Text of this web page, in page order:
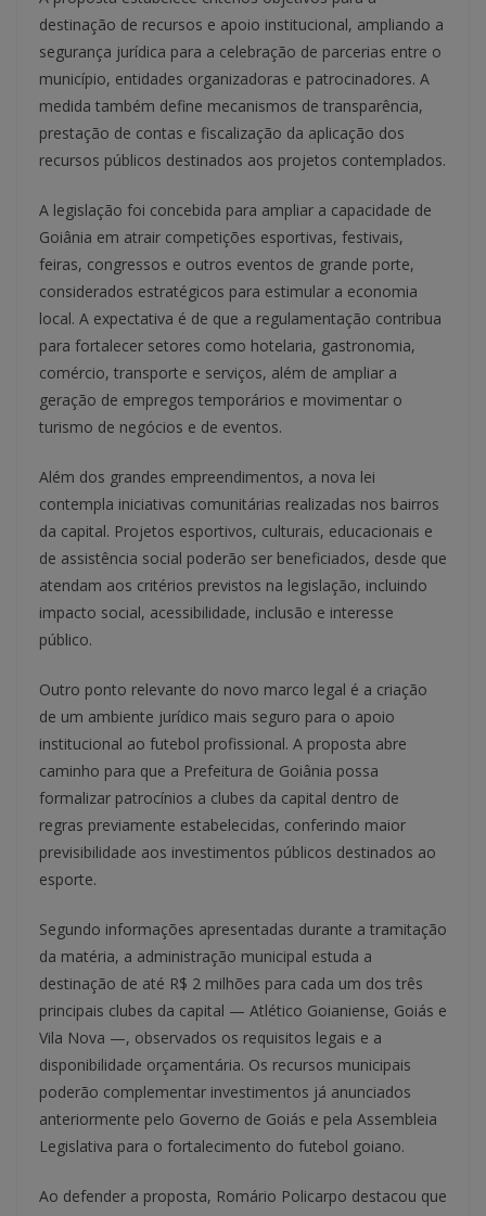
destinação de recursos e apoio institucional, ampliando a
segurança jurídica para a celebração de parcerias entre o
município, entidades organizadoras e patrocinadores. A
medida também define mecanismos de transparência,
prestação de contas e fiscalização da aplicação dos
recursos públicos destinados aos projetos contemplados.
A legislação foi concebida para ampliar a capacidade de
Goiânia em atrair competições esportivas, festivais,
feiras, congressos e outros eventos de grande porte,
considerados estratégicos para estimular a economia
local. A expectativa é de que a regulamentação contribua
para fortalecer setores como hotelaria, gastronomia,
comércio, transporte e serviços, além de ampliar a
geração de empregos temporários e movimentar o
turismo de negócios e de eventos.
Além dos grandes empreendimentos, a nova lei
contempla iniciativas comunitárias realizadas nos bairros
da capital. Projetos esportivos, culturais, educacionais e
de assistência social poderão ser beneficiados, desde que
atendam aos critérios previstos na legislação, incluindo
impacto social, acessibilidade, inclusão e interesse
público.
Outro ponto relevante do novo marco legal é a criação
de um ambiente jurídico mais seguro para o apoio
institucional ao futebol profissional. A proposta abre
caminho para que a Prefeitura de Goiânia possa
formalizar patrocínios a clubes da capital dentro de
regras previamente estabelecidas, conferindo maior
previsibilidade aos investimentos públicos destinados ao
esporte.
Segundo informações apresentadas durante a tramitação
da matéria, a administração municipal estuda a
destinação de até R$ 2 milhões para cada um dos três
principais clubes da capital — Atlético Goianiense, Goiás e
Vila Nova —, observados os requisitos legais e a
disponibilidade orçamentária. Os recursos municipais
poderão complementar investimentos já anunciados
anteriormente pelo Governo de Goiás e pela Assembleia
Legislativa para o fortalecimento do futebol goiano.
Ao defender a proposta, Romário Policarpo destacou que